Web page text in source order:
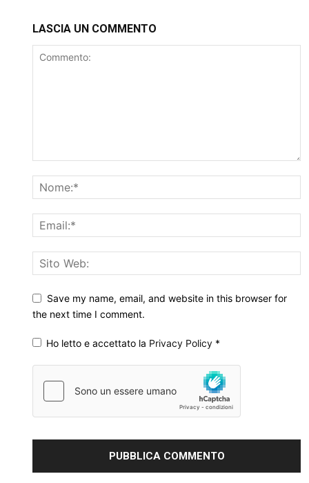
LASCIA UN COMMENTO
Save my name, email, and website in this browser for
the next time I comment.
Ho letto e accettato la Privacy Policy *